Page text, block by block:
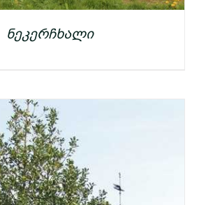
ᲓᲔᲢᲐᲚᲔᲑᲘ
ნეკერჩხალი